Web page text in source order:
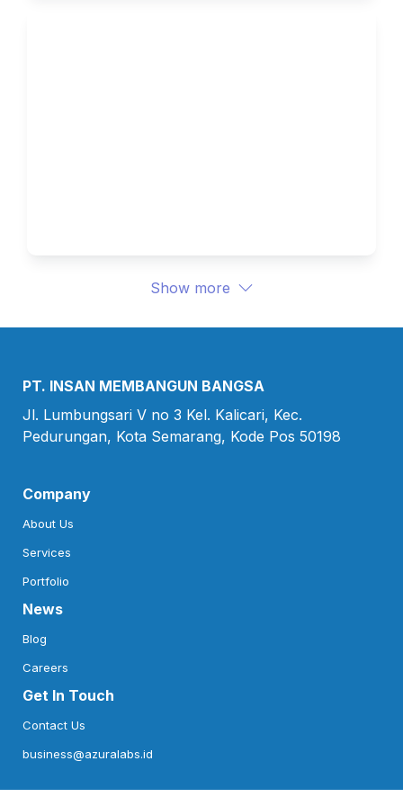
Show more
PT. INSAN MEMBANGUN BANGSA
Jl. Lumbungsari V no 3 Kel. Kalicari, Kec.
Pedurungan, Kota Semarang, Kode Pos 50198
Company
About Us
Services
Portfolio
News
Blog
Careers
Get In Touch
Contact Us
business@azuralabs.id